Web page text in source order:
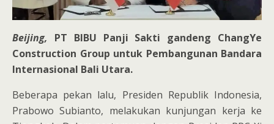
Beijing, PT BIBU Panji Sakti gandeng ChangYe
Construction Group untuk Pembangunan Bandara
Internasional Bali Utara.
Beberapa pekan lalu, Presiden Republik Indonesia,
Prabowo Subianto, melakukan kunjungan kerja ke